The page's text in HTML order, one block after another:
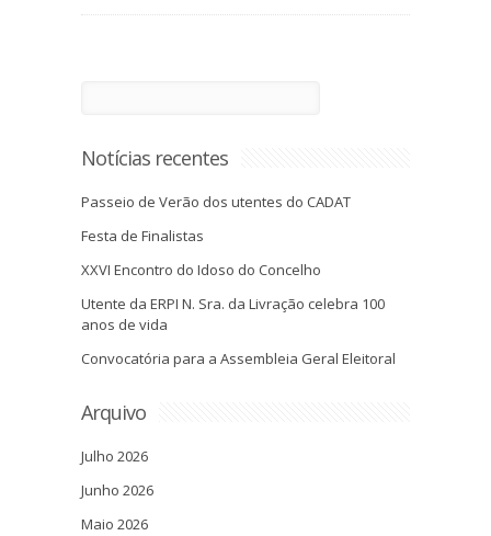
Notícias recentes
Passeio de Verão dos utentes do CADAT
Festa de Finalistas
XXVI Encontro do Idoso do Concelho
Utente da ERPI N. Sra. da Livração celebra 100
anos de vida
Convocatória para a Assembleia Geral Eleitoral
Arquivo
Julho 2026
Junho 2026
Maio 2026